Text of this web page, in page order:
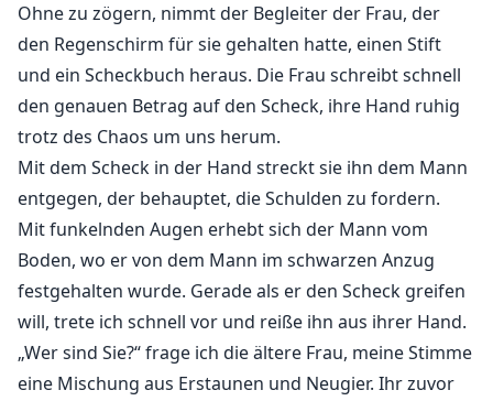
Ohne zu zögern, nimmt der Begleiter der Frau, der
den Regenschirm für sie gehalten hatte, einen Stift
und ein Scheckbuch heraus. Die Frau schreibt schnell
den genauen Betrag auf den Scheck, ihre Hand ruhig
trotz des Chaos um uns herum.
Mit dem Scheck in der Hand streckt sie ihn dem Mann
entgegen, der behauptet, die Schulden zu fordern.
Mit funkelnden Augen erhebt sich der Mann vom
Boden, wo er von dem Mann im schwarzen Anzug
festgehalten wurde. Gerade als er den Scheck greifen
will, trete ich schnell vor und reiße ihn aus ihrer Hand.
„Wer sind Sie?“ frage ich die ältere Frau, meine Stimme
eine Mischung aus Erstaunen und Neugier. Ihr zuvor